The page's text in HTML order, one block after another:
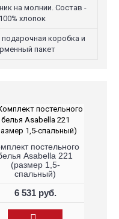
на молнии. Состав -
100% хлопок
коробка и
пакет
постельного
Asabella 221
(размер 1,5-
спальный)
6 531 руб.